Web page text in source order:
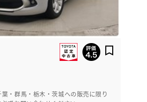
・群馬・栃木・茨城への販売に限り